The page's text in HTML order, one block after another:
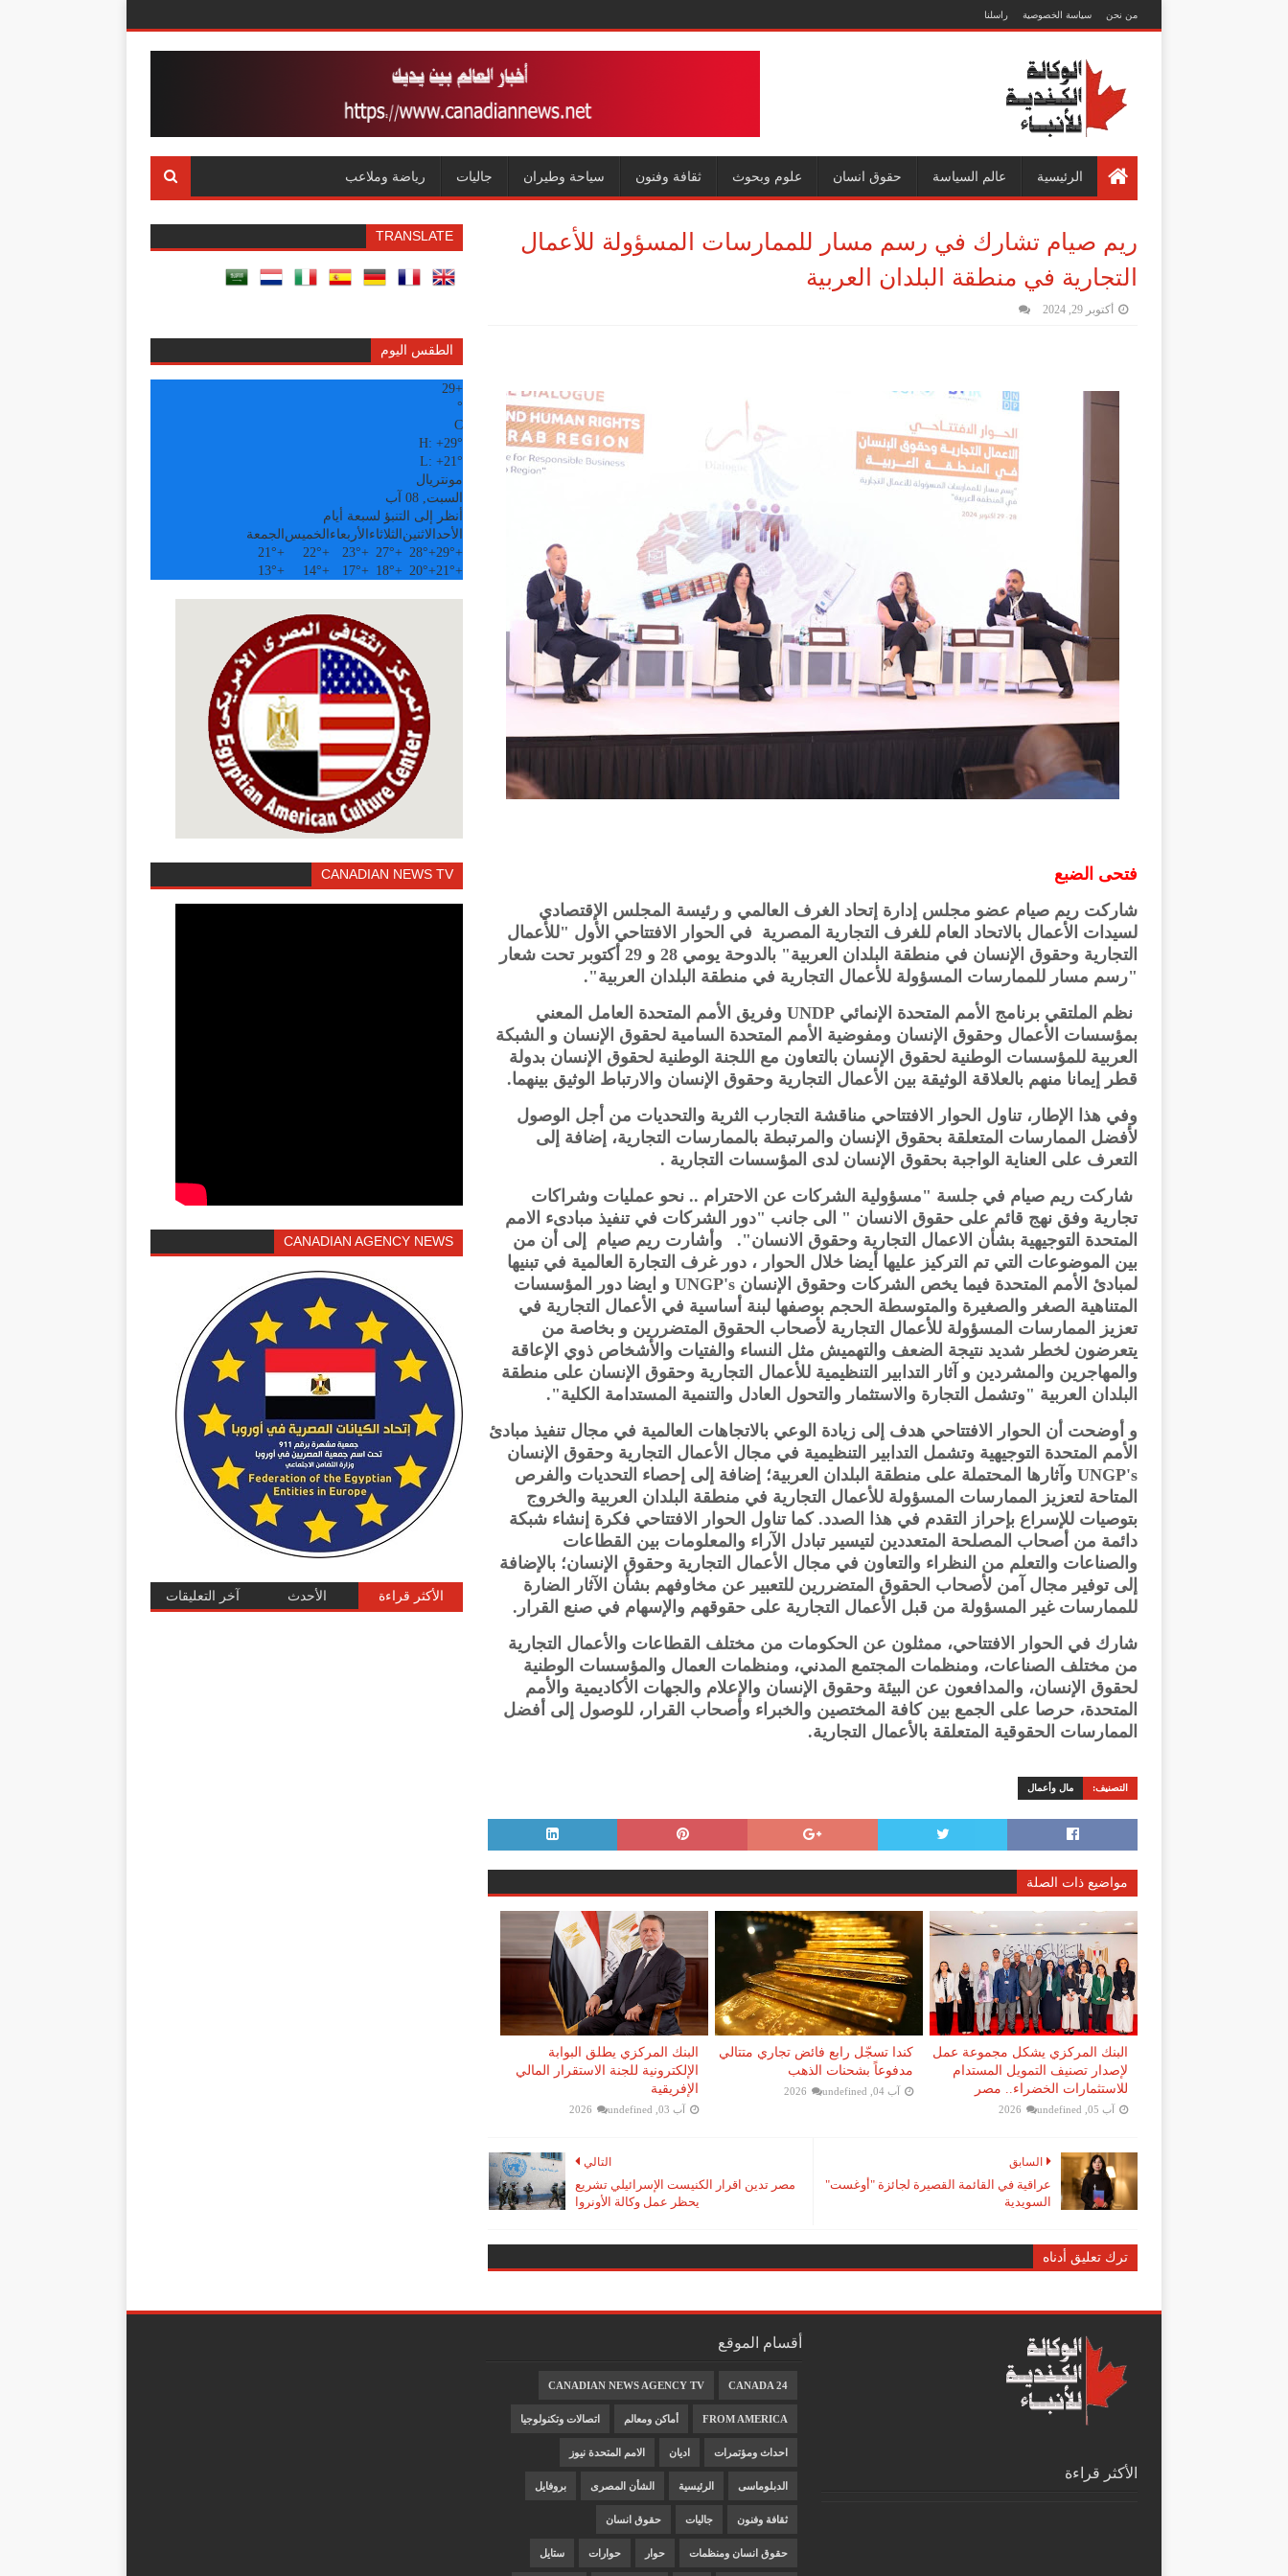
من نحن سياسة الخصوصية راسلنا
الرئيسية عالم السياسة حقوق انسان علوم وبحوث ثقافة وفنون سياحة وطيران جاليات رياضة وملاعب
ريم صيام تشارك في رسم مسار للممارسات المسؤولة للأعمال
التجارية في منطقة البلدان العربية
أكتوبر 29, 2024
فتحى الضبع
شاركت ريم صيام عضو مجلس إدارة إتحاد الغرف العالمي و رئيسة المجلس الإقتصادي
لسيدات الأعمال بالاتحاد العام للغرف التجارية المصرية في الحوار الافتتاحي الأول "للأعمال
التجارية وحقوق الإنسان في منطقة البلدان العربية" بالدوحة يومي 28 و 29 أكتوبر تحت شعار
"رسم مسار للممارسات المسؤولة للأعمال التجارية في منطقة البلدان العربية".
نظم الملتقي برنامج الأمم المتحدة الإنمائي UNDP وفريق الأمم المتحدة العامل المعني
بمؤسسات الأعمال وحقوق الإنسان ومفوضية الأمم المتحدة السامية لحقوق الإنسان و الشبكة
العربية للمؤسسات الوطنية لحقوق الإنسان بالتعاون مع اللجنة الوطنية لحقوق الإنسان بدولة
قطر إيمانا منهم بالعلاقة الوثيقة بين الأعمال التجارية وحقوق الإنسان والارتباط الوثيق بينهما.
وفي هذا الإطار، تناول الحوار الافتتاحي مناقشة التجارب الثرية والتحديات من أجل الوصول
لأفضل الممارسات المتعلقة بحقوق الإنسان والمرتبطة بالممارسات التجارية، إضافة إلى
التعرف على العناية الواجبة بحقوق الإنسان لدى المؤسسات التجارية .
شاركت ريم صيام في جلسة "مسؤولية الشركات عن الاحترام .. نحو عمليات وشراكات
تجارية وفق نهج قائم على حقوق الانسان " الى جانب "دور الشركات في تنفيذ مبادىء الامم
المتحدة التوجيهية بشأن الاعمال التجارية وحقوق الانسان". وأشارت ريم صيام إلى أن من
بين الموضوعات التي تم التركيز عليها أيضا خلال الحوار ، دور غرف التجارة العالمية في تبنيها
لمبادئ الأمم المتحدة فيما يخص الشركات وحقوق الإنسان UNGP's و ايضا دور المؤسسات
المتناهية الصغر والصغيرة والمتوسطة الحجم بوصفها لبنة أساسية في الأعمال التجارية في
تعزيز الممارسات المسؤولة للأعمال التجارية لأصحاب الحقوق المتضررين و بخاصة من
يتعرضون لخطر شديد نتيجة الضعف والتهميش مثل النساء والفتيات والأشخاص ذوي الإعاقة
والمهاجرين والمشردين و آثار التدابير التنظيمية للأعمال التجارية وحقوق الإنسان على منطقة
البلدان العربية "وتشمل التجارة والاستثمار والتحول العادل والتنمية المستدامة الكلية".
و أوضحت أن الحوار الافتتاحي هدف إلى زيادة الوعي بالاتجاهات العالمية في مجال تنفيذ مبادئ
الأمم المتحدة التوجيهية وتشمل التدابير التنظيمية في مجال الأعمال التجارية وحقوق الإنسان
UNGP's وآثارها المحتملة على منطقة البلدان العربية؛ إضافة إلى إحصاء التحديات والفرص
المتاحة لتعزيز الممارسات المسؤولة للأعمال التجارية في منطقة البلدان العربية والخروج
بتوصيات للإسراع بإحراز التقدم في هذا الصدد. كما تناول الحوار الافتتاحي فكرة إنشاء شبكة
دائمة من أصحاب المصلحة المتعددين لتيسير تبادل الآراء والمعلومات بين القطاعات
والصناعات والتعلم من النظراء والتعاون في مجال الأعمال التجارية وحقوق الإنسان؛ بالإضافة
إلى توفير مجال آمن لأصحاب الحقوق المتضررين للتعبير عن مخاوفهم بشأن الآثار الضارة
للممارسات غير المسؤولة من قبل الأعمال التجارية على حقوقهم والإسهام في صنع القرار.
شارك في الحوار الافتتاحي، ممثلون عن الحكومات من مختلف القطاعات والأعمال التجارية
من مختلف الصناعات، ومنظمات المجتمع المدني، ومنظمات العمال والمؤسسات الوطنية
لحقوق الإنسان، والمدافعون عن البيئة وحقوق الإنسان والإعلام والجهات الأكاديمية والأمم
المتحدة، حرصا على الجمع بين كافة المختصين والخبراء وأصحاب القرار، للوصول إلى أفضل
الممارسات الحقوقية المتعلقة بالأعمال التجارية.
التصنيف: مال وأعمال
مواضيع ذات الصلة
البنك المركزي يشكل مجموعة عمل
لإصدار تصنيف التمويل المستدام
للاستثمارات الخضراء.. مصر
آب 05, 2026 undefined
كندا تسجّل رابع فائض تجاري متتالي
مدفوعاً بشحنات الذهب
آب 04, 2026 undefined
البنك المركزي يطلق البوابة
الإلكترونية للجنة الاستقرار المالي
الإفريقية
آب 03, 2026 undefined
التالي
مصر تدين اقرار الكنيست الإسرائيلي تشريع
يحظر عمل وكالة الأونروا
السابق
عراقية في القائمة القصيرة لجائزة "أوغست"
السويدية
ترك تعليق أدناه
TRANSLATE
الطقس اليوم
+
29
°
C
H: +29°
L: +21°
مونتريال
السبت, 08 آب
أنظر إلى التنبؤ لسبعة أيام
الأحد الاثنين الثلاثاء الأربعاء الخميس الجمعة
+
29°
+
28°
+
27°
+
23°
+
22°
+
21°
+
21°
+
20°
+
18°
+
17°
+
14°
+
13°
CANADIAN NEWS TV
CANADIAN AGENCY NEWS
الأكثر قراءة الأحدث آخر التعليقات
الأكثر قراءة
أقسام الموقع
CANADA 24
CANADIAN NEWS AGENCY TV
FROM AMERICA أماكن ومعالم اتصالات وتكنولوجيا
احداث ومؤتمرات اديان الامم المتحدة نيوز
الدبلوماسى الرئيسية الشأن المصرى بروفايل
ثقافة وفنون جاليات حقوق انسان
حقوق انسان ومنظمات حوار حوارات ستايل